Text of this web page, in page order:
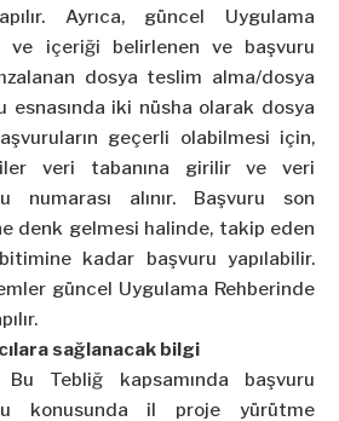
Ayrıca, güncel Uygulama
ve içeriği belirlenen ve başvuru
dosya teslim alma/dosya
esnasında iki nüsha olarak dosya
geçerli olabilmesi için,
veri tabanına girilir ve veri
numarası alınır. Başvuru son
denk gelmesi halinde, takip eden
kadar başvuru yapılabilir.
güncel Uygulama Rehberinde
sağlanacak bilgi
Tebliğ kapsamında başvuru
konusunda il proje yürütme